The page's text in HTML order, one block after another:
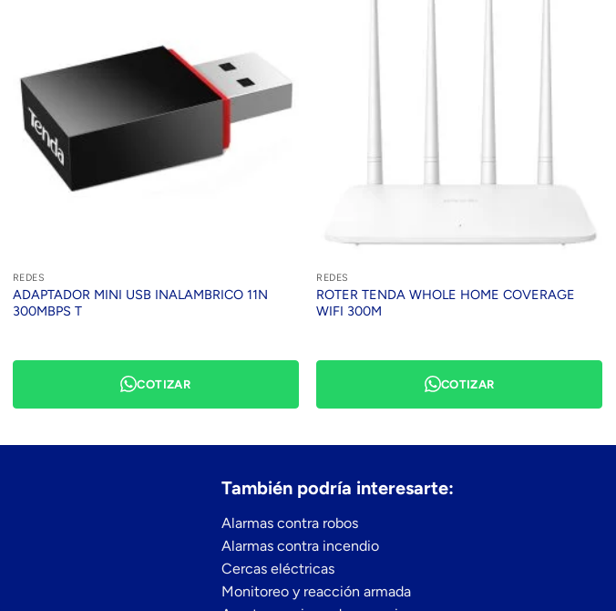
REDES
ADAPTADOR MINI USB INALAMBRICO 11N
300MBPS T
COTIZAR
REDES
ROTER TENDA WHOLE HOME COVERAGE
WIFI 300M
COTIZAR
También podría interesarte:
Alarmas contra robos
Alarmas contra incendio
Cercas eléctricas
Monitoreo y reacción armada